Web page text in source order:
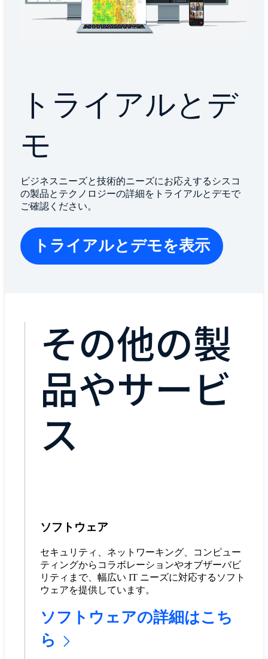
トライアルとデ
モ
ビジネスニーズと技術的ニーズにお応えするシスコ
の製品とテクノロジーの詳細をトライアルとデモで
ご確認ください。
トライアルとデモを表示
その他の製
品やサービ
ス
ソフトウェア
セキュリティ、ネットワーキング、コンピュー
ティングからコラボレーションやオブザーバビ
リティまで、幅広い IT ニーズに対応するソフト
ウェアを提供しています。
ソフトウェアの詳細はこち
ら